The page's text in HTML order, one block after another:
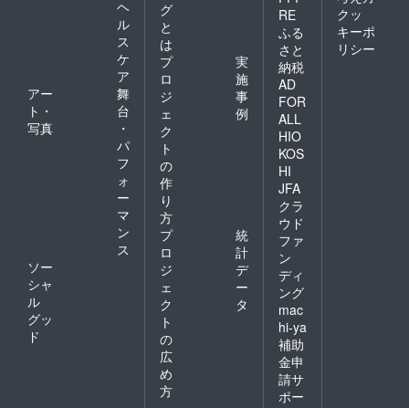
ヘ
ル
ス
ケ
ア
アー
ト・
写真
舞
台
・
パ
フ
ォ
ー
マ
ン
ス
ソー
シャ
ル
グッ
ド
グ
と
は
プ
ロ
ジ
ェ
ク
ト
の
作
り
方
実
施
事
例
プ
ロ
ジ
ェ
ク
ト
の
広
め
方
統
計
デ
ー
タ
RE
ふる
さと
納税
AD
FOR
ALL
HIO
KOS
HI
JFA
クラ
ウド
ファ
ン
ディ
ング
mac
hi-ya
補助
金申
請サ
ポー
クッ
キーポ
リシー